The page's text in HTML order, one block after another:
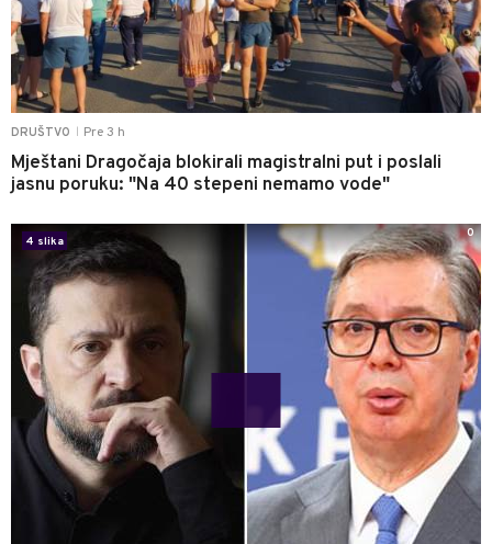
DRUŠTVO Pre 3 h
Mještani Dragočaja blokirali magistralni put i poslali
jasnu poruku: "Na 40 stepeni nemamo vode"
4 slika
0